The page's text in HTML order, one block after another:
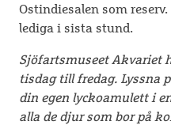
Ostindiesalen som
lediga i sista stund.
Sjöfartsmuseet Akvariet
tisdag till fredag. Lyssna
din egen lyckoamulett i
alla de djur som bor på